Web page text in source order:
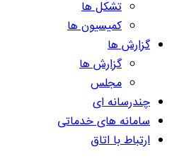
تشکل ها
کمیسیون ها
گزارش ها
گزارش ها
مجلس
چندرسانه ای
سامانه های خدماتی
ارتباط با اتاق